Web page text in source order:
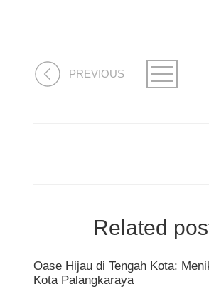
PREVIOUS
Related
Oase Hijau di Tengah Kota:
Kota Palangkaraya